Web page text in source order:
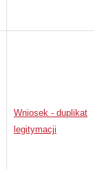
Wniosek - duplikat
legitymacji